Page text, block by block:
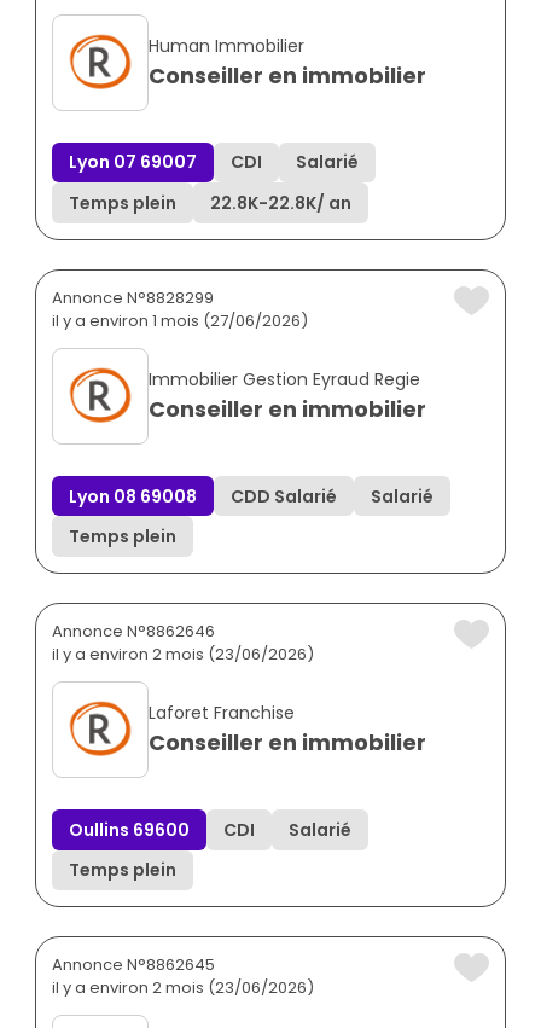
Human Immobilier
Conseiller en immobilier
Lyon 07 69007 CDI
Salarié
Temps plein
22.8K-22.8K/ an
Annonce N°8828299
il y a environ 1 mois (27/06/2026)
Immobilier Gestion Eyraud Regie
Conseiller en immobilier
Lyon 08 69008 CDD Salarié
Salarié
Temps plein
Annonce N°8862646
il y a environ 2 mois (23/06/2026)
Laforet Franchise
Conseiller en immobilier
Oullins 69600 CDI
Salarié
Temps plein
Annonce N°8862645
il y a environ 2 mois (23/06/2026)